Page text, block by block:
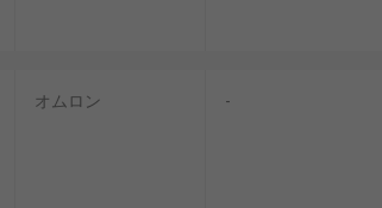
オムロン -